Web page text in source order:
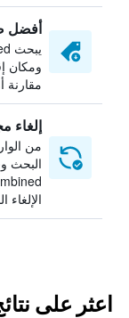
أفضل
ومكان
مقارنة
إلغاء
من
البحث
الإلغاء
اعثر على